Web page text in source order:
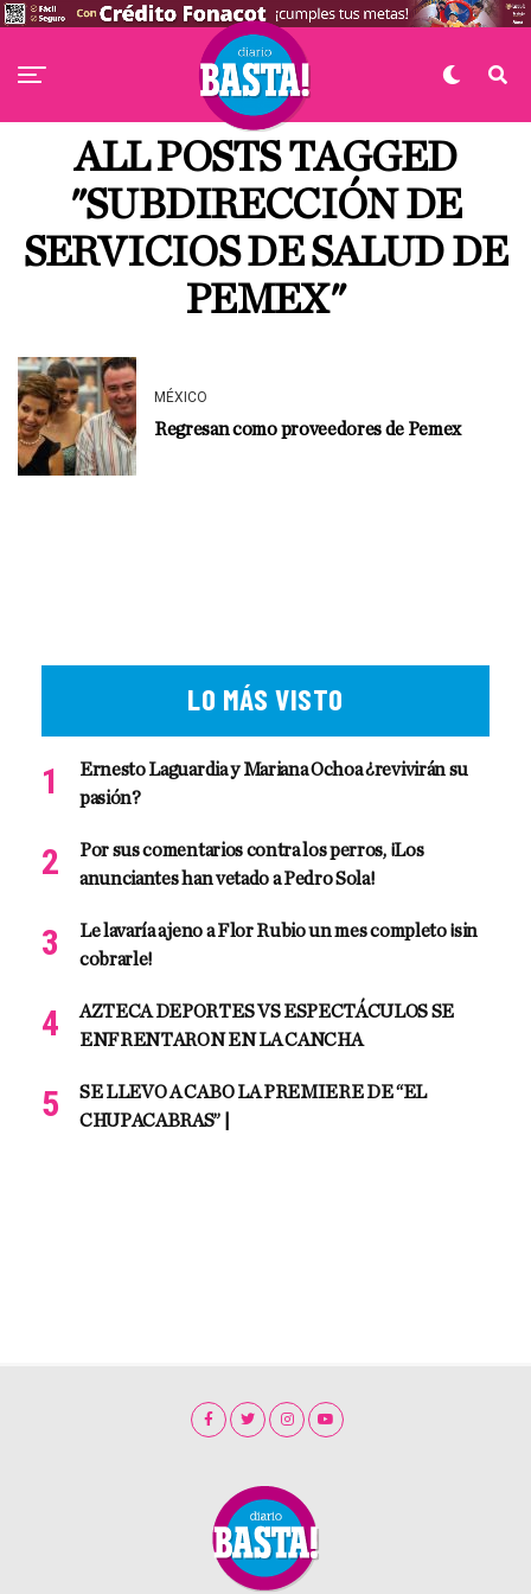
ALL POSTS TAGGED
"SUBDIRECCIÓN DE
SERVICIOS DE SALUD DE
PEMEX"
MÉXICO
Regresan como proveedores de Pemex
LO MÁS VISTO
Ernesto Laguardia y Mariana Ochoa ¿revivirán su
pasión?
Por sus comentarios contra los perros, ¡Los
anunciantes han vetado a Pedro Sola!
Le lavaría ajeno a Flor Rubio un mes completo ¡sin
cobrarle!
AZTECA DEPORTES VS ESPECTÁCULOS SE
ENFRENTARON EN LA CANCHA
SE LLEVO A CABO LA PREMIERE DE “EL
CHUPACABRAS” |